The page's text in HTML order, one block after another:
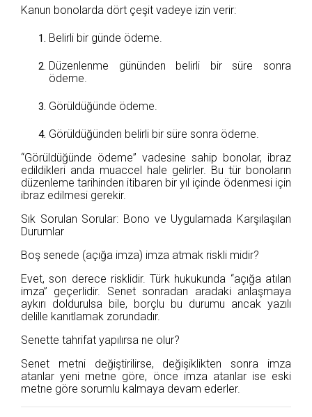
Kanun bonolarda dört çeşit vadeye izin verir:
Belirli bir günde ödeme.
Düzenlenme gününden belirli bir süre sonra
ödeme.
Görüldüğünde ödeme.
Görüldüğünden belirli bir süre sonra ödeme.
“Görüldüğünde ödeme” vadesine sahip bonolar, ibraz
edildikleri anda muaccel hale gelirler. Bu tür bonoların
düzenleme tarihinden itibaren bir yıl içinde ödenmesi için
ibraz edilmesi gerekir.
Sık Sorulan Sorular: Bono ve Uygulamada Karşılaşılan
Durumlar
Boş senede (açığa imza) imza atmak riskli midir?
Evet, son derece risklidir. Türk hukukunda “açığa atılan
imza” geçerlidir. Senet sonradan aradaki anlaşmaya
aykırı doldurulsa bile, borçlu bu durumu ancak yazılı
delille kanıtlamak zorundadır.
Senette tahrifat yapılırsa ne olur?
Senet metni değiştirilirse, değişiklikten sonra imza
atanlar yeni metne göre, önce imza atanlar ise eski
metne göre sorumlu kalmaya devam ederler.